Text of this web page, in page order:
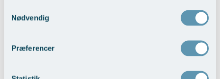
Nødvendig
Præferencer